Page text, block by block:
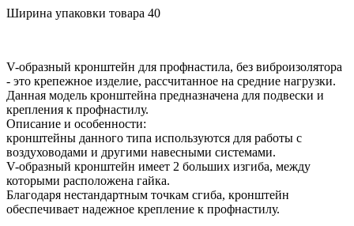
Ширина упаковки товара 40
V-образный кронштейн для профнастила, без виброизолятора
- это крепежное изделие, рассчитанное на средние нагрузки.
Данная модель кронштейна предназначена для подвески и
крепления к профнастилу.
Описание и особенности:
кронштейны данного типа используются для работы с
воздуховодами и другими навесными системами.
V-образный кронштейн имеет 2 больших изгиба, между
которыми расположена гайка.
Благодаря нестандартным точкам сгиба, кронштейн
обеспечивает надежное крепление к профнастилу.